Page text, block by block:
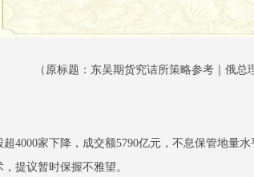
（原标题：东吴期货究诘所策略参考｜俄
4000家下降，成交额5790亿元，不息保管地
提议暂时保握不雅望。